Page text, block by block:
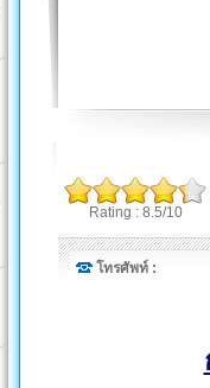
Rating : 8.5/10
โทรศัพท์ :